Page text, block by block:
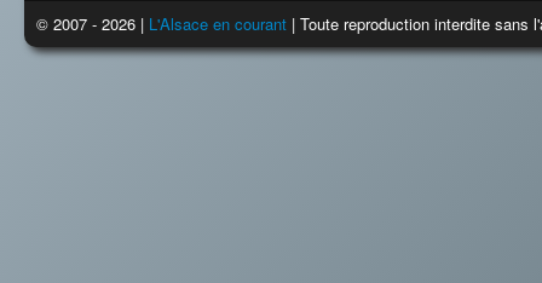
© 2007 - 2026 | L'Alsace en courant | Toute reproduction interdite sans